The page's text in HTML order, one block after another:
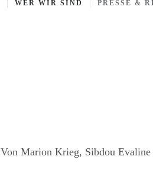
WER WIR SIND PRESSE &
Von Marion Krieg, Sibdou Evaline